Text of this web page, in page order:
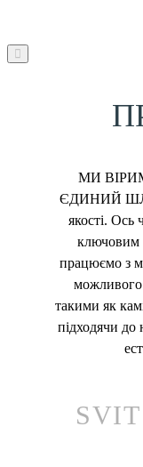
МИ
ЄДИНИЙ
якості. Ось
ключовим
працюємо з
можливого
такими як
підходячи